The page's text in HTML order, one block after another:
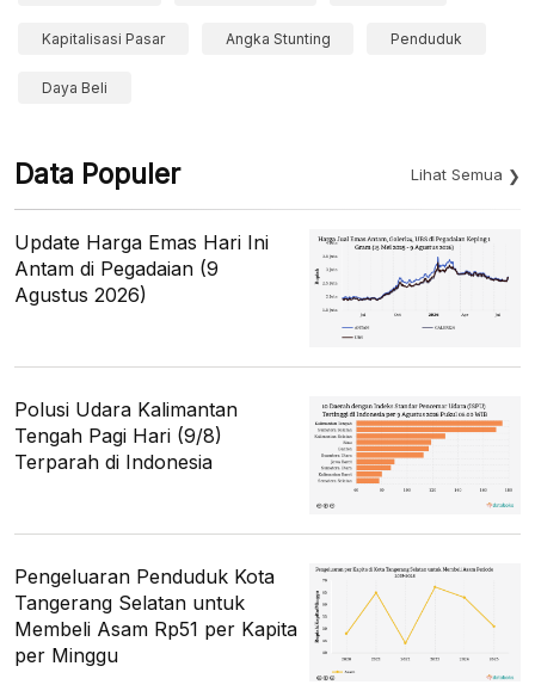
Kapitalisasi Pasar Angka Stunting Penduduk
Daya Beli
Data Populer Lihat Semua
Update Harga Emas Hari Ini
Antam di Pegadaian (9
Agustus 2026)
Polusi Udara Kalimantan
Tengah Pagi Hari (9/8)
Terparah di Indonesia
Pengeluaran Penduduk Kota
Tangerang Selatan untuk
Membeli Asam Rp51 per Kapita
per Minggu